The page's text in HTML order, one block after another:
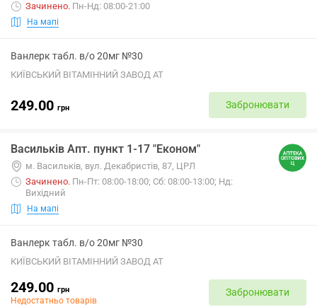
Зачинено. Пн-Нд: 08:00-21:00
На мапі
Ванлерк табл. в/о 20мг №30
КИЇВСЬКИЙ ВІТАМІННИЙ ЗАВОД АТ
249.00 грн Забронювати
Васильків Апт. пункт 1-17 "Економ"
м. Васильків, вул. Декабристів, 87, ЦРЛ
Зачинено. Пн-Пт: 08:00-18:00; Сб: 08:00-13:00; Нд:
Вихідний
На мапі
Ванлерк табл. в/о 20мг №30
КИЇВСЬКИЙ ВІТАМІННИЙ ЗАВОД АТ
249.00 грн
Недостатньо товарів
Забронювати